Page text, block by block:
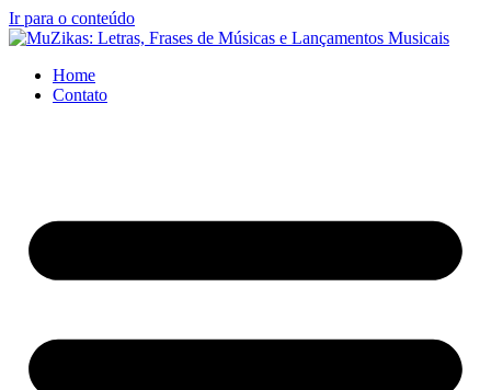
Ir para o conteúdo
Home
Contato